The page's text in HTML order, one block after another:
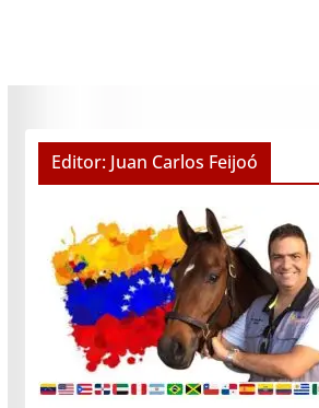
Editor: Juan Carlos Feijoó